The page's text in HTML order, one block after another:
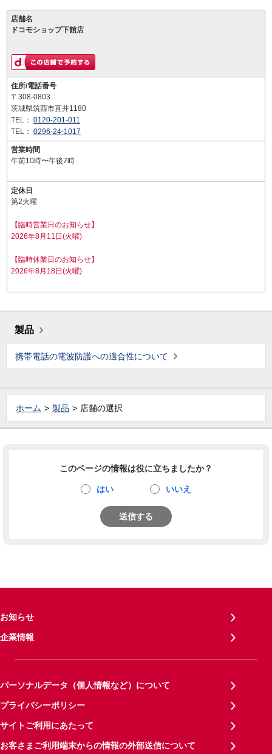
店舗名
ドコモショップ下館店
住所/電話番号
〒308-0803
茨城県筑西市直井1180
TEL： 0120-201-011
TEL： 0296-24-1017
営業時間
午前10時〜午後7時
定休日
第2火曜
【臨時営業日のお知らせ】
2026年8月11日(火曜)
【臨時休業日のお知らせ】
2026年8月18日(火曜)
製品
携帯電話の電波防護への適合性について
ホーム 製品 店舗の選択
このページの情報は役に立ちましたか？
はい いいえ
送信する
お知らせ
企業情報
パーソナルデータ（個人情報など）について
プライバシーポリシー
サイトご利用にあたって
お客さまご利用端末からの情報の外部送信について